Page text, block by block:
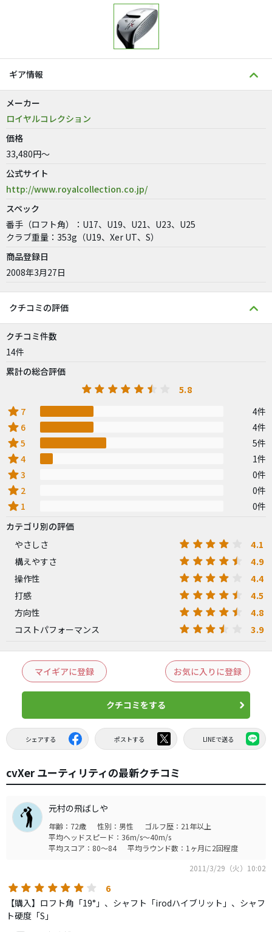
ギア情報
メーカー
ロイヤルコレクション
価格
33,480円～
公式サイト
http://www.royalcollection.co.jp/
スペック
番手（ロフト角）：U17、U19、U21、U23、U25
クラブ重量：353g（U19、Xer UT、S）
商品登録日
2008年3月27日
クチコミの評価
クチコミ件数
14件
累計の総合評価
5.8
star 7 4件
star 6 4件
star5 5件
star4 1件
star3 0件
star 2 0件
star 1
0件
カテゴリ別の評価
やさしさ
4.1
構えやすさ 4.9
操作性 4.4
打感 4.5
方向性 4.8
コストパフォーマンス 3.9
マイギアに登録 お気に入りに登録
クチコミをする
シェアする ポストする LINEで送る
cvXer ユーティリティの最新クチコミ
元村の飛ばしや
年齢：72歳 性別：男性
ゴルフ歴：21年以上
平均ヘッドスピード：36m/s～40m/s
平均スコア：80～84
平均ラウンド数：1ヶ月に2回程度
2011/3/29（火）10:02
6
【購入】ロフト角「19°」、シャフト「irodハイブリット」、シャフ
ト硬度「S」